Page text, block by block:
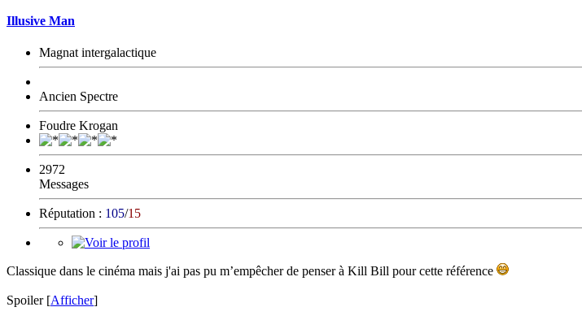
Illusive Man
Magnat intergalactique
Ancien Spectre
Foudre Krogan
2972
Messages
Réputation : 105/15
Classique dans le cinéma mais j'ai pas pu m’empêcher de penser à Kill Bill pour cette référence
Spoiler[Afficher]